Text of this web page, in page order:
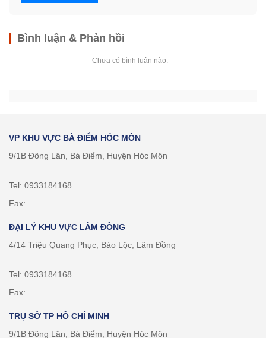
Bình luận & Phản hồi
Chưa có bình luận nào.
VP KHU VỰC BÀ ĐIỂM HÓC MÔN
9/1B Đông Lân, Bà Điểm, Huyện Hóc Môn
Tel: 0933184168
Fax:
ĐẠI LÝ KHU VỰC LÂM ĐỒNG
4/14 Triệu Quang Phục, Bảo Lộc, Lâm Đồng
Tel: 0933184168
Fax:
TRỤ SỞ TP HỒ CHÍ MINH
9/1B Đông Lân, Bà Điểm, Huyện Hóc Môn